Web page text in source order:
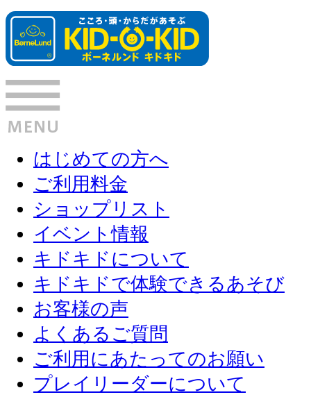
はじめての方へ
ご利用料金
ショップリスト
イベント情報
キドキドについて
キドキドで体験できるあそび
お客様の声
よくあるご質問
ご利用にあたってのお願い
プレイリーダーについて